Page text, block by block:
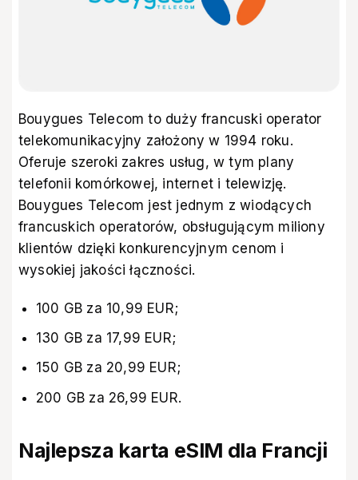
Bouygues Telecom to duży francuski operator
telekomunikacyjny założony w 1994 roku.
Oferuje szeroki zakres usług, w tym plany
telefonii komórkowej, internet i telewizję.
Bouygues Telecom jest jednym z wiodących
francuskich operatorów, obsługującym miliony
klientów dzięki konkurencyjnym cenom i
wysokiej jakości łączności.
100 GB za 10,99 EUR;
130 GB za 17,99 EUR;
150 GB za 20,99 EUR;
200 GB za 26,99 EUR.
Najlepsza karta eSIM dla Francji